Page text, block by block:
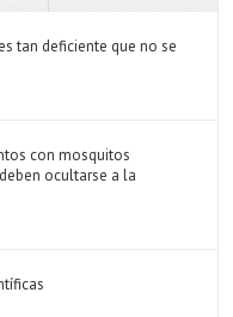
tan deficiente que no se
con mosquitos
ocultarse a la